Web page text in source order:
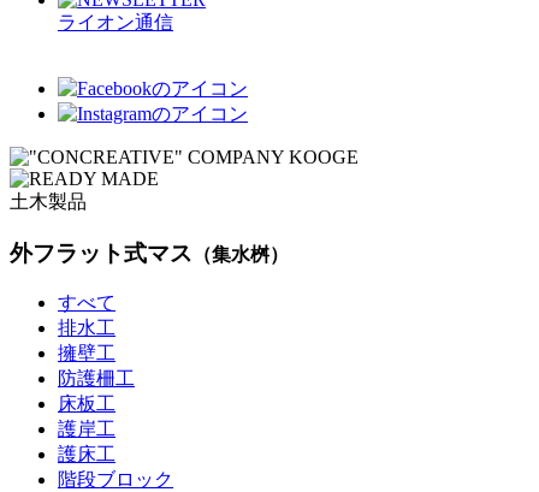
ライオン通信
土木製品
外フラット式マス （集水桝）
すべて
排水工
擁壁工
防護柵工
床板工
護岸工
護床工
階段ブロック